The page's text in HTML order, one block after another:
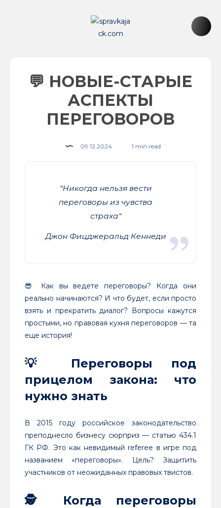
💬 НОВЫЕ-СТАРЫЕ
АСПЕКТЫ
ПЕРЕГОВОРОВ
09.12.2024 1 min read
“Никогда нельзя вести
переговоры из чувства
страха“
Джон Фицджеральд Кеннеди
😎 Как вы ведете переговоры? Когда они
реально начинаются? И что будет, если просто
взять и прекратить диалог? Вопросы кажутся
простыми, но правовая кухня переговоров — та
еще история!
💡 Переговоры под
прицелом закона: что
нужно знать
В 2015 году российское законодательство
преподнесло бизнесу сюрприз — статью 434.1
ГК РФ. Это как невидимый referee в игре под
названием «переговоры». Цель? Защитить
участников от неожиданных правовых твистов.
🕵️ Когда переговоры